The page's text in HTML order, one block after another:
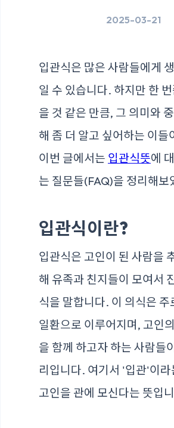
2025-03-21
입관식은 많은 사람들에게
일 수 있습니다. 하지만 한
을 것 같은 만큼, 그 의미와
해 좀 더 알고 싶어하는 이들
이번 글에서는 입관식뜻에
는 질문들(FAQ)을 정리해보
입관식이란?
입관식은 고인이 된 사람을
해 유족과 친지들이 모여서
식을 말합니다. 이 의식은 주
일환으로 이루어지며, 고인
을 함께 하고자 하는 사람들
리입니다. 여기서 '입관'이라
고인을 관에 모신다는 뜻입